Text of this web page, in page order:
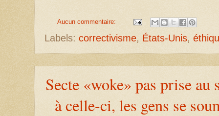
Aucun commentaire:
Labels: correctivisme, États-Unis,
Secte «woke» pas prise
à celle-ci, les gens se